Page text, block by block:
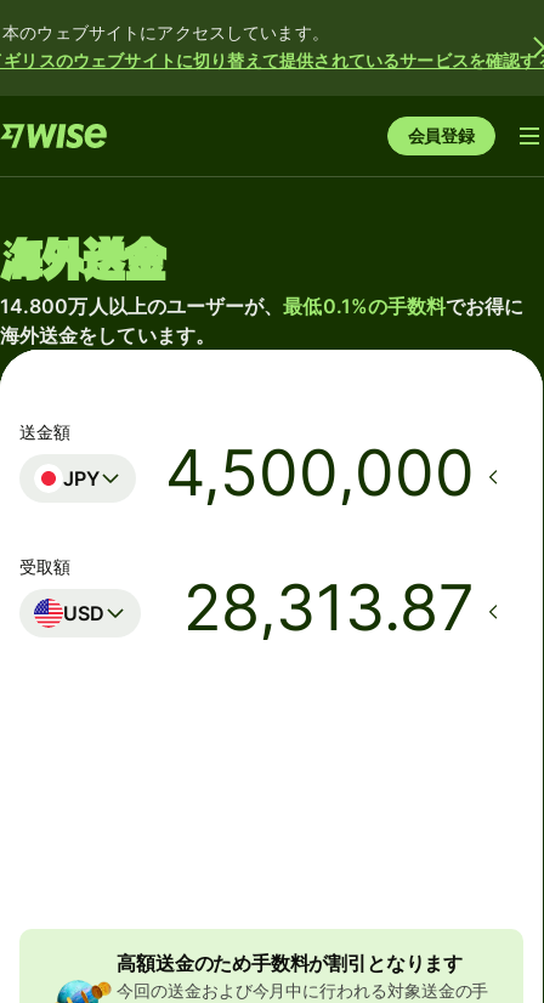
のウェブサイトにアクセスしています。
ギリスのウェブサイトに切り替えて提供されているサービスを確認す
会員登録
海外送金
14.800万人以上のユーザーが、最低0.1%の手数料でお得に
海外送金をしています。
送金額
JPY
受取額
USD
高額送金のため手数料が割引となります
今回の送金および今月中に行われる対象送金の手